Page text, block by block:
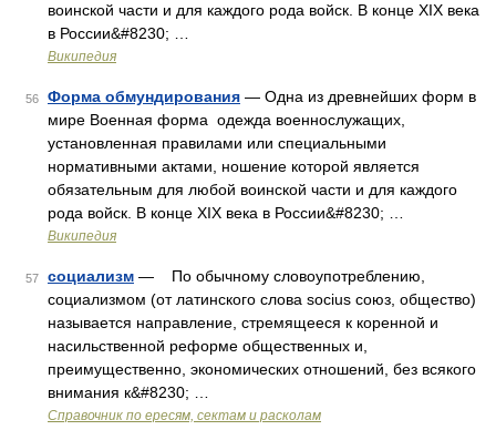
воинской части и для каждого рода войск. В конце XIX века
в России&#8230; …
Википедия
56 Форма обмундирования — Одна из древнейших форм в
мире Военная форма одежда военнослужащих,
установленная правилами или специальными
нормативными актами, ношение которой является
обязательным для любой воинской части и для каждого
рода войск. В конце XIX века в России&#8230; …
Википедия
57 социализм — По обычному словоупотреблению,
социализмом (от латинского слова socius союз, общество)
называется направление, стремящееся к коренной и
насильственной реформе общественных и,
преимущественно, экономических отношений, без всякого
внимания к&#8230; …
Справочник по ересям, сектам и расколам